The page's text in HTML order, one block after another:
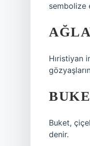
sembolize
Hıristiyan
Buket,
denir.